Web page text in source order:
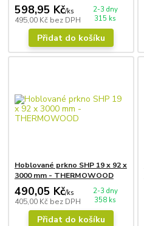
598,95 Kč/ks
495,00 Kč bez DPH
2-3 dny
315 ks
Přidat do košíku
Hoblované prkno SHP 19 x 92 x
3000 mm - THERMOWOOD
490,05 Kč/ks
405,00 Kč bez DPH
2-3 dny
358 ks
Přidat do košíku